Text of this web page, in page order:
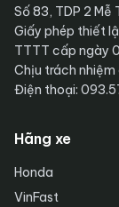
Số 83, TDP 2 Mễ
Giấy phép thiết
TTTT cấp ngày
Chịu trách nhiệm
Điện thoại:
Hãng xe
Honda
VinFast